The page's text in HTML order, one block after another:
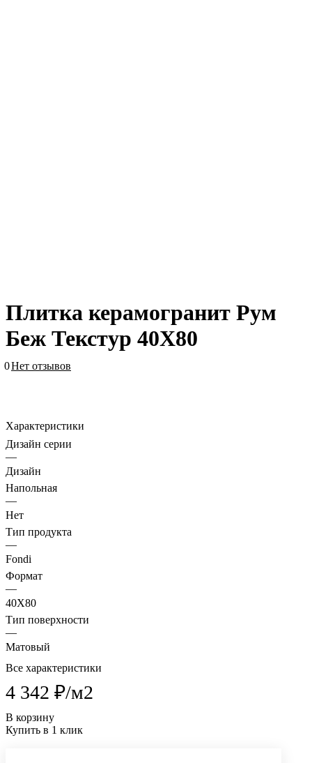
Плитка керамогранит Рум
Беж Текстур 40X80
0Нет отзывов
Характеристики
Дизайн серии
—
Дизайн
Напольная
—
Нет
Тип продукта
—
Fondi
Формат
—
40X80
Тип поверхности
—
Матовый
Все характеристики
4 342 ₽/м2
В корзину
Купить в 1 клик